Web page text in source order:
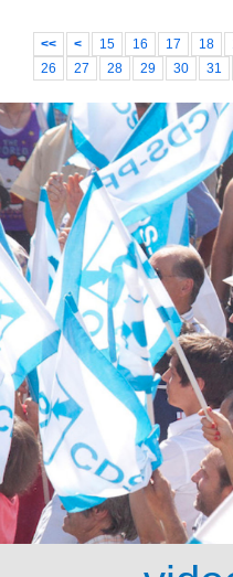
<< < 15 16 17 18
26
27 28 29 30 31